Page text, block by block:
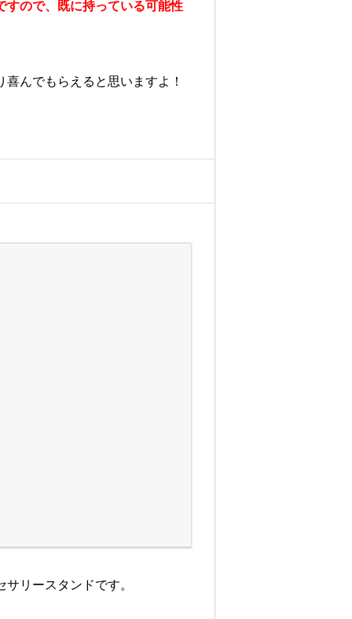
すので、既に持っている可能性
んでもらえると思いますよ！
リースタンドです。